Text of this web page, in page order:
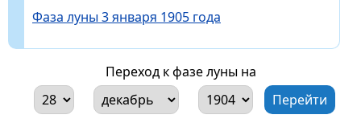
Фаза луны 3 января 1905 года
Переход к фазе луны на